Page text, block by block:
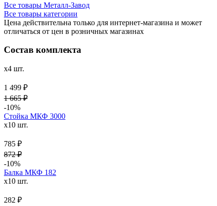
Все товары Металл-Завод
Все товары категории
Цена действительна только для интернет-магазина и может
отличаться от цен в розничных магазинах
Состав комплекта
x4 шт.
1 499 ₽
1 665 ₽
-10%
Стойка МКФ 3000
x10 шт.
785 ₽
872 ₽
-10%
Балка МКФ 182
x10 шт.
282 ₽